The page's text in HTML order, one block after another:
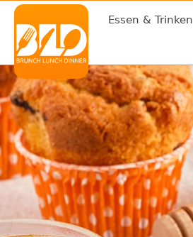
Essen & Trinken